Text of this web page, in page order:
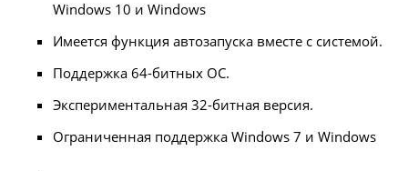
Windows 10 и Windows
Имеется функция автозапуска вместе с системой.
Поддержка 64-битных ОС.
Экспериментальная 32-битная версия.
Ограниченная поддержка Windows 7 и Windows